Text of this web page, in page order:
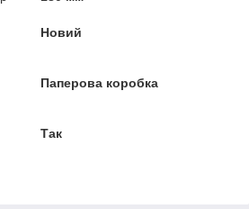
Новий
Паперова коробка
Так